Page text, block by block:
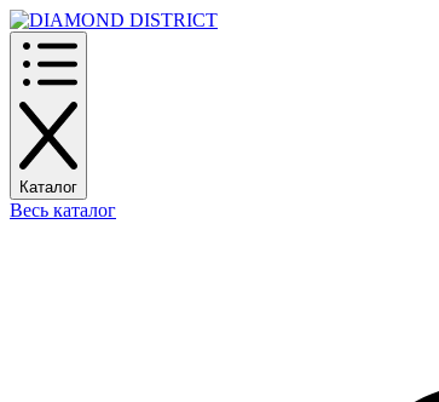
Каталог
Весь каталог